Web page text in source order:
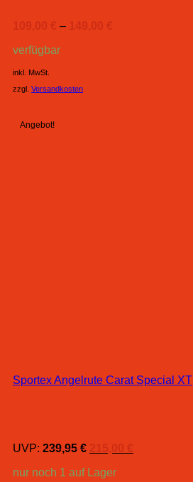
109,00 € – 149,00 €
verfügbar
inkl. MwSt.
zzgl. Versandkosten
Angebot!
Sportex Angelrute Carat Special XT
UVP: 239,95€ Ursprünglicher
war:
215,00 €
nur noch 1 auf Lager